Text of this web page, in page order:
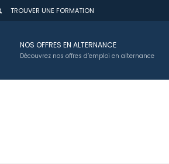
TROUVER UNE FORMATION
NOS OFFRES EN ALTERNANCE
Découvrez nos offres d’emploi en alternance